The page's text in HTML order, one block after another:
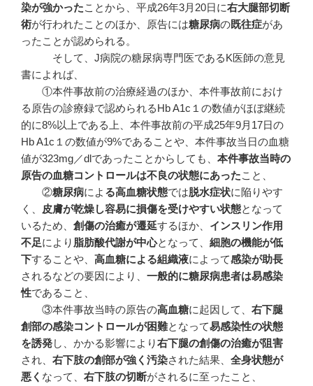
染が強かったことから、平成26年3月20日に右大腿部切断
術が行われたことのほか、原告には糖尿病の既往症があ
ったことが認められる。
そして、J病院の糖尿病専門医であるK医師の意見
書によれば、
①本件事故前の治療経過のほか、本件事故前におけ
る原告の診療録で認められるHb A1c１の数値がほぼ継続
的に8%以上である上、本件事故前の平成25年9月17日の
Hb A1c１の数値が9%であることや、本件事故当日の血糖
値が323mg／dlであったことからしても、 本件事故当時の
原告の血糖コントロールは不良の状態にあったこと、
②糖尿病によ る高血糖状態では脱水症状に陥りやす
く、
皮膚が乾燥し容易に損傷を受けやすい状態となって
いるため、 創傷の治癒が遷延するほか、 インスリン作用
不足により 脂肪酸代謝が中心となって、 細胞の機能が低
下することや、 高血糖による組織液によって感染が助長
されるなどの要因により、 一般的に糖尿病患者は易感染
性であること、
③本件事故当時の原告の高血糖に起因して、 右下腿
創部の感染コントロールが困難となって易感染性の状態
を誘発し、かかる影響により右下腿の創傷の治癒が阻害
され、 右下肢の創部が強く汚染された結果、 全身状態が
悪く なって、 右下肢の切断がされるに至ったこと、